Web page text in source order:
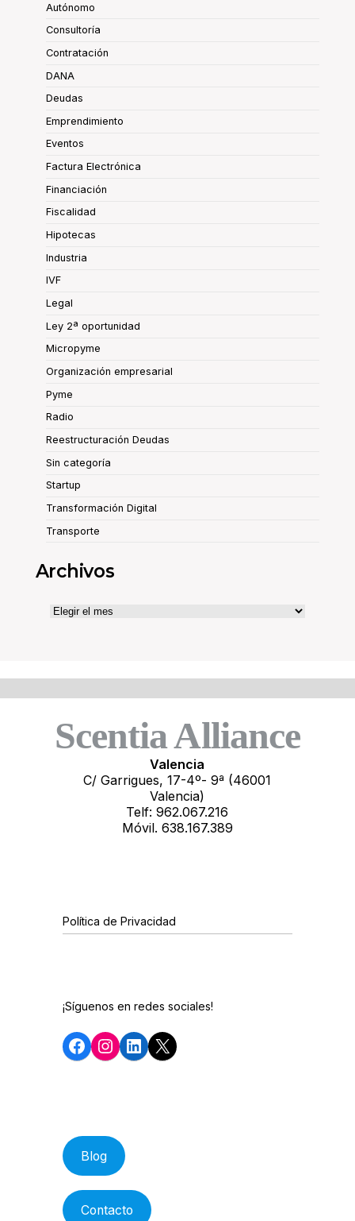
Autónomo
Consultoría
Contratación
DANA
Deudas
Emprendimiento
Eventos
Factura Electrónica
Financiación
Fiscalidad
Hipotecas
Industria
IVF
Legal
Ley 2ª oportunidad
Micropyme
Organización empresarial
Pyme
Radio
Reestructuración Deudas
Sin categoría
Startup
Transformación Digital
Transporte
Archivos
Scentia Alliance
Valencia
C/ Garrigues, 17-4º- 9ª (46001
Valencia)
Telf: 962.067.216
Móvil. 638.167.389
Política de Privacidad
¡Síguenos en redes sociales!
Facebook
Instagram
LinkedIn
X
Blog
Contacto